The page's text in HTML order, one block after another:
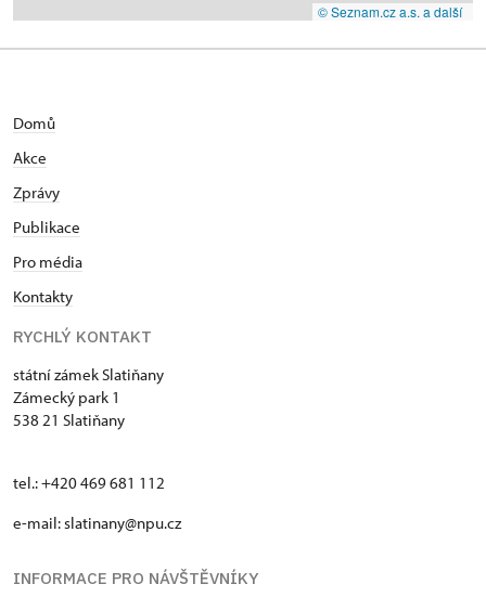
© Seznam.cz a.s. a další
Domů
Akce
Zprávy
Publikace
Pro média
Kontakty
RYCHLÝ KONTAKT
státní zámek Slatiňany
Zámecký park 1
538 21 Slatiňany
tel.: +420 469 681 112
e-mail: slatinany@npu.cz
INFORMACE PRO NÁVŠTĚVNÍKY